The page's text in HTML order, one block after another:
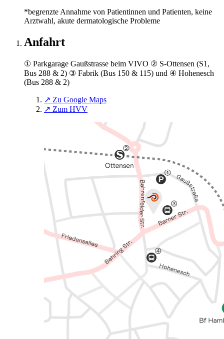
*begrenzte Annahme von Patientinnen und Patienten, keine
Arztwahl, akute dermatologische Probleme
Anfahrt
① Parkgarage Gaußstrasse beim VIVO ② S-Ottensen (S1,
Bus 288 & 2) ③ Fabrik (Bus 150 & 115) und ④ Hohenesch
(Bus 288 & 2)
↗ Zu Google Maps
↗ Zum HVV